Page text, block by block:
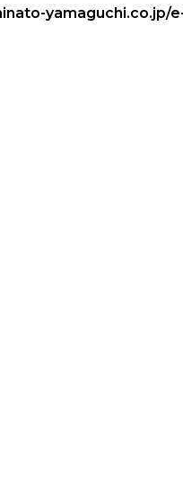
yamaguchi.co.jp/